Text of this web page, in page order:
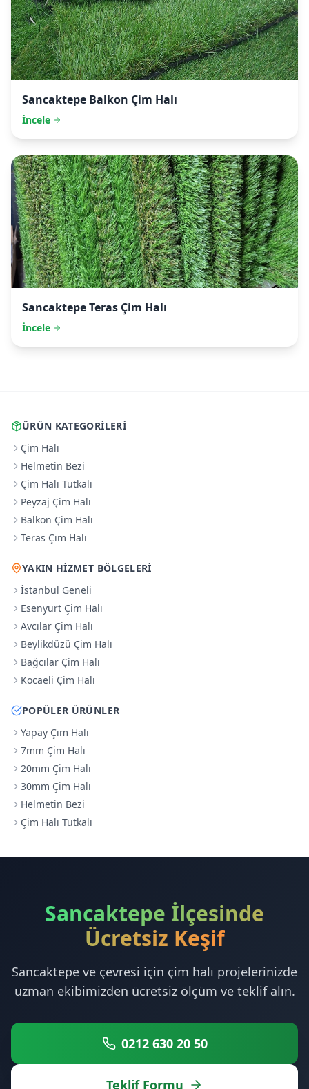
Sancaktepe Balkon Çim Halı
İncele
SancaktepeTeras Çim Halı
İncele
ÜRÜN KATEGORILERI
Çim Halı
Helmetin Bezi
Çim Halı Tutkalı
Peyzaj Çim Halı
Balkon Çim Halı
Teras Çim Halı
YAKIN HIZMET BÖLGELERI
İstanbul Geneli
Esenyurt Çim Halı
Avcılar Çim Halı
Beylikdüzü Çim Halı
Bağcılar Çim Halı
Kocaeli Çim Halı
POPÜLER ÜRÜNLER
Yapay Çim Halı
7mm Çim Halı
20mm Çim Halı
30mm Çim Halı
Helmetin Bezi
Çim Halı Tutkalı
Sancaktepe İlçesinde
Ücretsiz Keşif
Sancaktepe ve çevresi için çim halı projelerinizde
uzman ekibimizden ücretsiz ölçüm ve teklif alın.
0212 630 20 50
Teklif Formu